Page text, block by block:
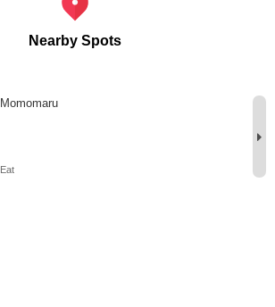
Nearby Spots
Momomaru
Eat